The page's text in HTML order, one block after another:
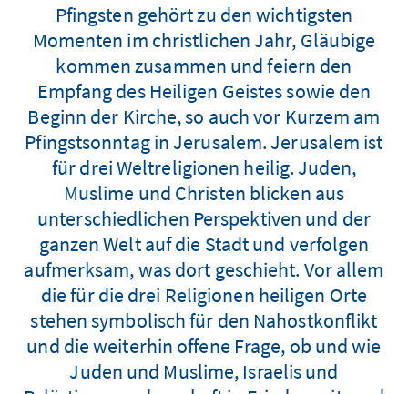
Pfingsten gehört zu den wichtigsten
Momenten im christlichen Jahr, Gläubige
kommen zusammen und feiern den
Empfang des Heiligen Geistes sowie den
Beginn der Kirche, so auch vor Kurzem am
Pfingstsonntag in Jerusalem. Jerusalem ist
für drei Weltreligionen heilig. Juden,
Muslime und Christen blicken aus
unterschiedlichen Perspektiven und der
ganzen Welt auf die Stadt und verfolgen
aufmerksam, was dort geschieht. Vor allem
die für die drei Religionen heiligen Orte
stehen symbolisch für den Nahostkonflikt
und die weiterhin offene Frage, ob und wie
Juden und Muslime, Israelis und